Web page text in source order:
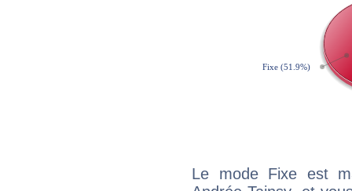
Le mode Fixe est